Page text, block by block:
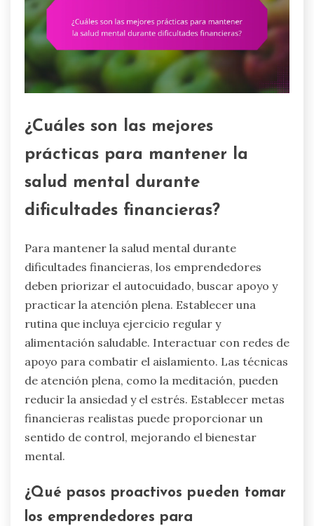
¿Cuáles son las mejores
prácticas para mantener la
salud mental durante
dificultades financieras?
Para mantener la salud mental durante
dificultades financieras, los emprendedores
deben priorizar el autocuidado, buscar apoyo y
practicar la atención plena. Establecer una
rutina que incluya ejercicio regular y
alimentación saludable. Interactuar con redes de
apoyo para combatir el aislamiento. Las técnicas
de atención plena, como la meditación, pueden
reducir la ansiedad y el estrés. Establecer metas
financieras realistas puede proporcionar un
sentido de control, mejorando el bienestar
mental.
¿Qué pasos proactivos pueden tomar
los emprendedores para